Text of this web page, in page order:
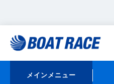
メインメニュー